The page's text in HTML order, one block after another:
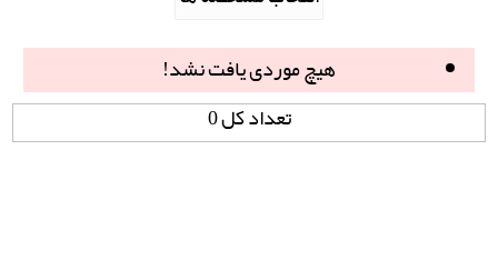
هیچ موردی یافت نشد!
تعداد کل 0